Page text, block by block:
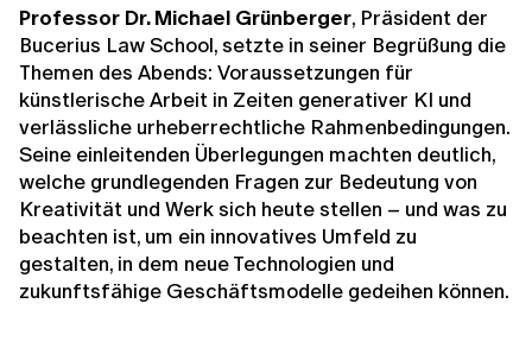
Professor Dr. Michael Grünberger, Präsident der
Bucerius Law School, setzte in seiner Begrüßung die
Themen des Abends: Voraussetzungen für
künstlerische Arbeit in Zeiten generativer KI und
verlässliche urheberrechtliche Rahmenbedingungen.
Seine einleitenden Überlegungen machten deutlich,
welche grundlegenden Fragen zur Bedeutung von
Kreativität und Werk sich heute stellen – und was zu
beachten ist, um ein innovatives Umfeld zu
gestalten, in dem neue Technologien und
zukunftsfähige Geschäftsmodelle gedeihen können.